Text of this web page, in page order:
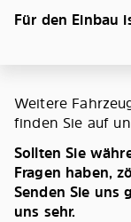
Für den Einbau
Weitere
finden Sie auf
Sollten Sie
Fragen haben,
Senden Sie uns
uns sehr.